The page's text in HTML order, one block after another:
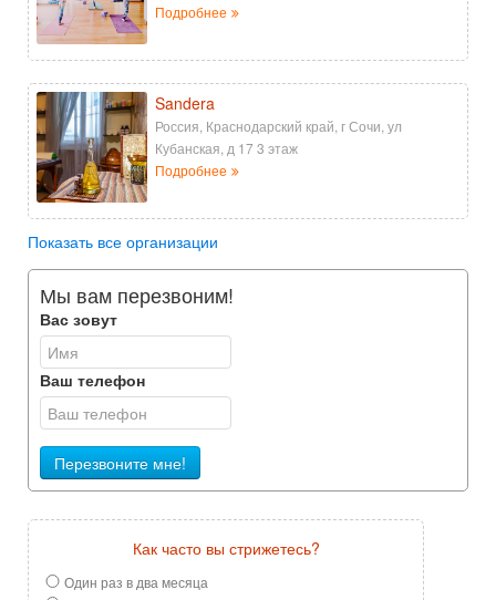
Подробнее
Sandera
Россия, Краснодарский край, г Сочи, ул
Кубанская, д 17 3 этаж
Подробнее
Показать все организации
Мы вам перезвоним!
Вас зовут
Ваш телефон
Перезвоните мне!
Как часто вы стрижетесь?
Один раз в два месяца